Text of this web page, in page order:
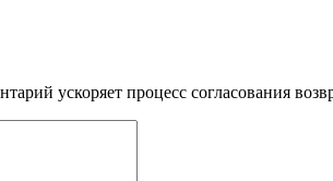
ускоряет процесс согласования